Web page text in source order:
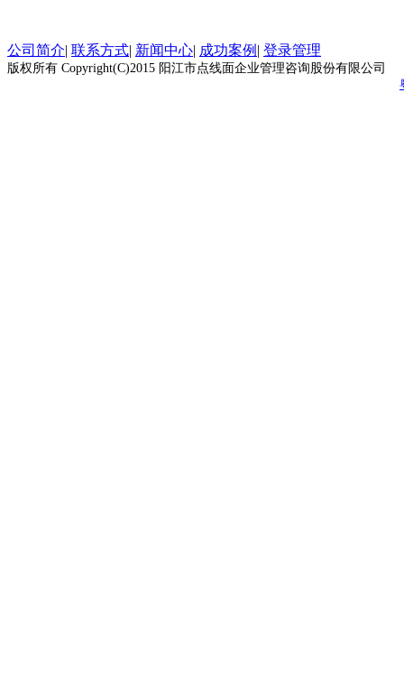
公司简介| 联系方式| 新闻中心| 成功案例 | 登录管理
版权所有 Copyright(C)2015 阳江市点线面企业管理咨询股份有限公司